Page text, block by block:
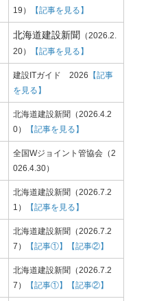
19 ） 【記事を見る】
北海道建設新聞 （2026.2.
20） 【記事を見る】
建設ITガイド 2026 【記事
を見る】
北海道建設新聞 （2026.4.2
0） 【記事を見る】
全国Wジョイント管協会 （2
026.4.30）
北海道建設新聞 （2026.7.2
1 ） 【記事を見る】
北海道建設新聞 （2026.7.2
7 ） 【記事①】 【記事②】
北海道建設新聞 （2026.7.2
7 ） 【記事①】 【記事②】